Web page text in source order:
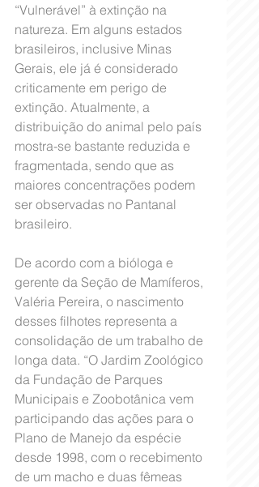
“Vulnerável” à extinção na
natureza. Em alguns estados
brasileiros, inclusive Minas
Gerais, ele já é considerado
criticamente em perigo de
extinção. Atualmente, a
distribuição do animal pelo país
mostra-se bastante reduzida e
fragmentada, sendo que as
maiores concentrações podem
ser observadas no Pantanal
brasileiro.
De acordo com a bióloga e
gerente da Seção de Mamíferos,
Valéria Pereira, o nascimento
desses filhotes representa a
consolidação de um trabalho de
longa data. “O Jardim Zoológico
da Fundação de Parques
Municipais e Zoobotânica vem
participando das ações para o
Plano de Manejo da espécie
desde 1998, com o recebimento
de um macho e duas fêmeas